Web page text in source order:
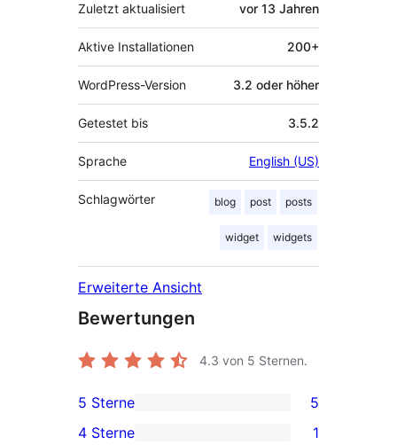
Zuletzt aktualisiert vor 13 Jahren
Aktive Installationen 200+
WordPress-Version 3.2 oder höher
Getestet bis 3.5.2
Sprache English (US)
Schlagwörter blog post posts
widget widgets
Erweiterte Ansicht
Bewertungen
4.3 von 5 Sternen.
5 5-
Sterne-
5 Sterne 5
4 Sterne 1